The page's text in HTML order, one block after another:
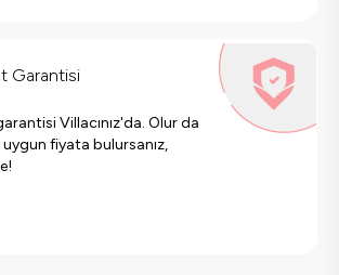
Garantisi
Villacınız'da. Olur da
uygun fiyata bulursanız,